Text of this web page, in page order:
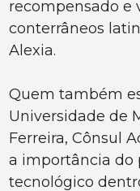
recompensado e
conterrâneos
Alexia.
Quem também
Universidade de
Ferreira, Cônsul
a importância do
tecnológico